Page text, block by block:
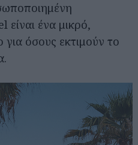
ένα μικρό,
όσους εκτιμούν το